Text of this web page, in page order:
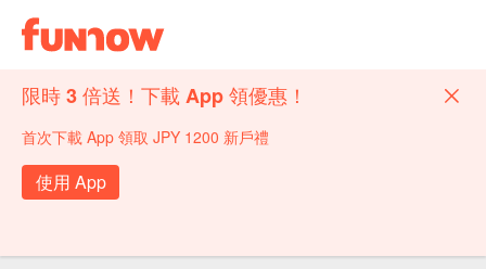
限時 3 倍送！下載 App 領優惠！
首次下載 App 領取 JPY 1200 新戶禮
使用 App